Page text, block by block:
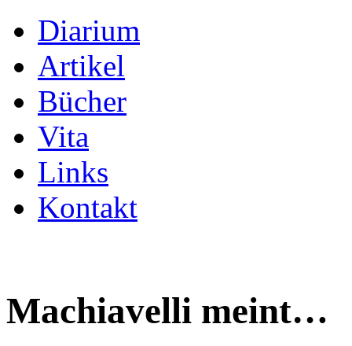
Diarium
Artikel
Bücher
Vita
Links
Kontakt
Machiavelli meint…